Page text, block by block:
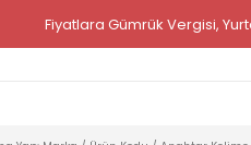
Fiyatlara Gümrük Vergisi,